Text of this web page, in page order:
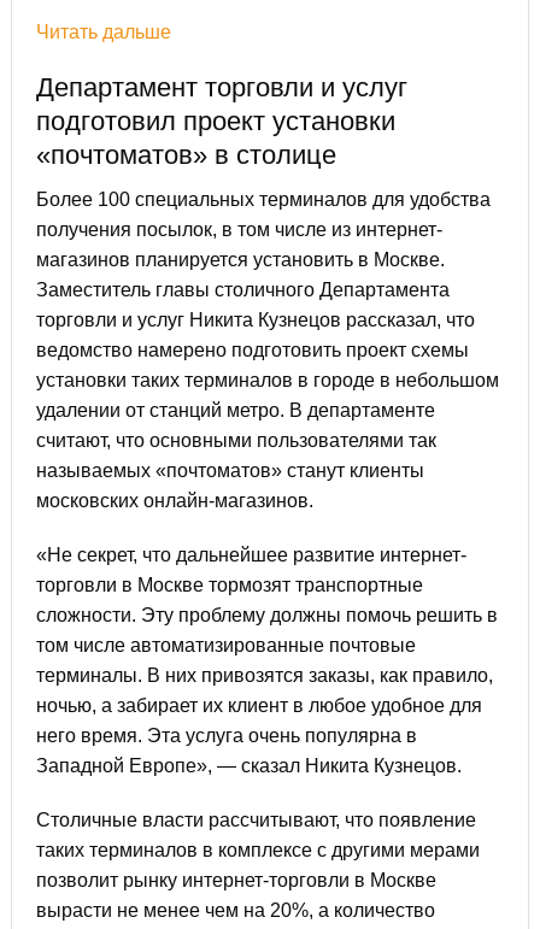
Читать дальше
Департамент торговли и услуг
подготовил проект установки
«почтоматов» в столице
Более 100 специальных терминалов для удобства
получения посылок, в том числе из интернет-
магазинов планируется установить в Москве.
Заместитель главы столичного Департамента
торговли и услуг Никита Кузнецов рассказал, что
ведомство намерено подготовить проект схемы
установки таких терминалов в городе в небольшом
удалении от станций метро. В департаменте
считают, что основными пользователями так
называемых «почтоматов» станут клиенты
московских онлайн-магазинов.
«Не секрет, что дальнейшее развитие интернет-
торговли в Москве тормозят транспортные
сложности. Эту проблему должны помочь решить в
том числе автоматизированные почтовые
терминалы. В них привозятся заказы, как правило,
ночью, а забирает их клиент в любое удобное для
него время. Эта услуга очень популярна в
Западной Европе», — сказал Никита Кузнецов.
Столичные власти рассчитывают, что появление
таких терминалов в комплексе с другими мерами
позволит рынку интернет-торговли в Москве
вырасти не менее чем на 20%, а количество